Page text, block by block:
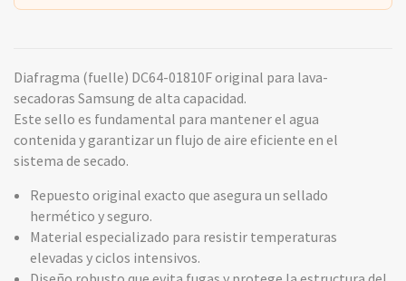
Diafragma (fuelle) DC64-01810F original para lava-
secadoras Samsung de alta capacidad.
Este sello es fundamental para mantener el agua
contenida y garantizar un flujo de aire eficiente en el
sistema de secado.
Repuesto original exacto que asegura un sellado
hermético y seguro.
Material especializado para resistir temperaturas
elevadas y ciclos intensivos.